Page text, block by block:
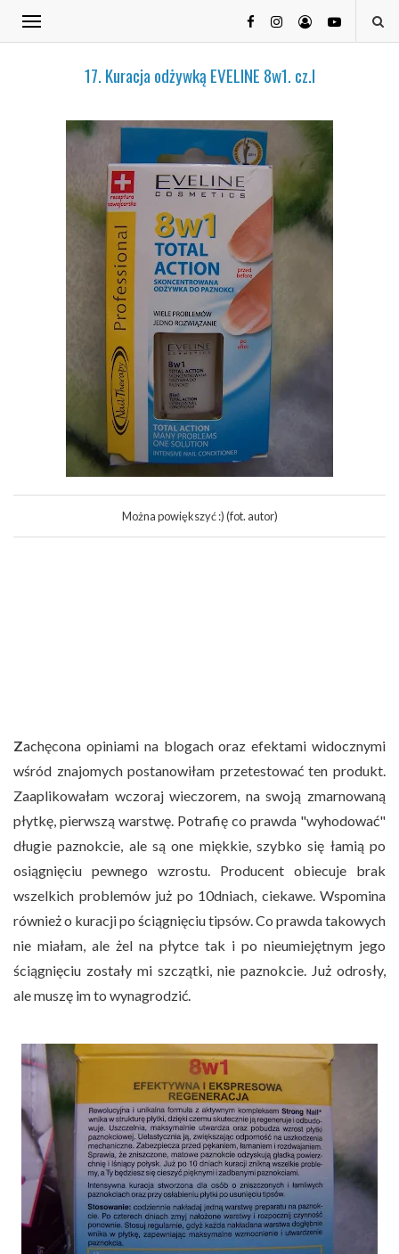
17. Kuracja odżywką EVELINE 8w1. cz.I
Można powiększyć :) (fot. autor)
Zachęcona opiniami na blogach oraz efektami widocznymi
wśród znajomych postanowiłam przetestować ten produkt.
Zaaplikowałam wczoraj wieczorem, na swoją zmarnowaną
płytkę, pierwszą warstwę. Potrafię co prawda "wyhodować"
długie paznokcie, ale są one miękkie, szybko się łamią po
osiągnięciu pewnego wzrostu. Producent obiecuje brak
wszelkich problemów już po 10dniach, ciekawe. Wspomina
również o kuracji po ściągnięciu tipsów. Co prawda takowych
nie miałam, ale żel na płytce tak i po nieumiejętnym jego
ściągnięciu zostały mi szczątki, nie paznokcie. Już odrosły,
ale muszę im to wynagrodzić.